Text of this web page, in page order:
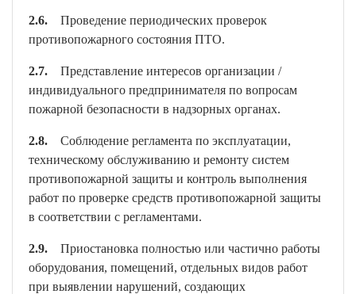
2.6. Проведение периодических проверок
противопожарного состояния ПТО.
2.7. Представление интересов организации /
индивидуального предпринимателя по вопросам
пожарной безопасности в надзорных органах.
2.8. Соблюдение регламента по эксплуатации,
техническому обслуживанию и ремонту систем
противопожарной защиты и контроль выполнения
работ по проверке средств противопожарной защиты
в соответствии с регламентами.
2.9. Приостановка полностью или частично работы
оборудования, помещений, отдельных видов работ
при выявлении нарушений, создающих